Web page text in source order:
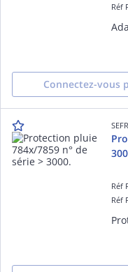
Réf
Connectez-vous
Réf
Réf